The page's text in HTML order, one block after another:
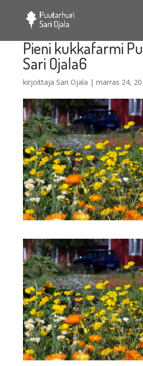
Pieni kukkafarmi
Sari Ojala6
kirjoittaja Sari Ojala | marras 24,